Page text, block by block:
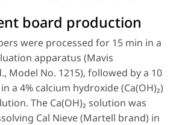
board production
were processed for 15 min in a
apparatus (Mavis
Model No. 1215), followed by a 10
a 4% calcium hydroxide (Ca(OH)₂)
The Ca(OH)₂ solution was
Cal Nieve (Martell brand) in